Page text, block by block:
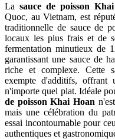
La sauce de poisson
Quoc, au Vietnam, est
traditionnelle de sauce de
locaux les plus frais et de
fermentation minutieux de
garantissant une sauce de
riche et complexe. Cette
exempte d'additifs, offrant
n'importe quel plat. Idéale
de poisson Khai Hoan
mais une célébration du
essai incontournable pour
authentiques et